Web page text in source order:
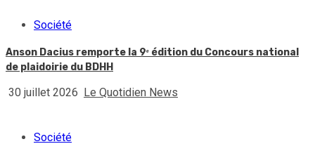
Société
Anson Dacius remporte la 9ᵉ édition du Concours national
de plaidoirie du BDHH
30 juillet 2026 Le Quotidien News
Société